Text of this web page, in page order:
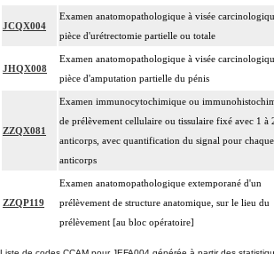
JCQX004
Examen anatomopathologique à visée
pièce d'urétrectomie partielle ou totale
JHQX008
Examen anatomopathologique à visée
pièce d'amputation partielle du pénis
ZZQX081
Examen immunocytochimique ou
de prélèvement cellulaire ou tissulaire fixé avec 1 à
anticorps, avec quantification du signal pour chaque
anticorps
ZZQP119
Examen anatomopathologique extemporané d'un
prélèvement de structure anatomique, sur le lieu du
prélèvement [au bloc opératoire]